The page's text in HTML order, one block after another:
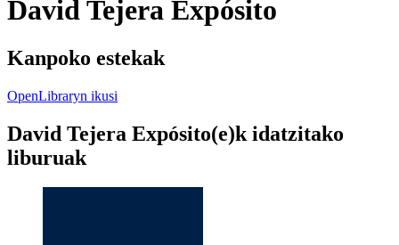
David Tejera Expósito
Kanpoko estekak
OpenLibraryn ikusi
David Tejera Expósito(e)k idatzitako
liburuak